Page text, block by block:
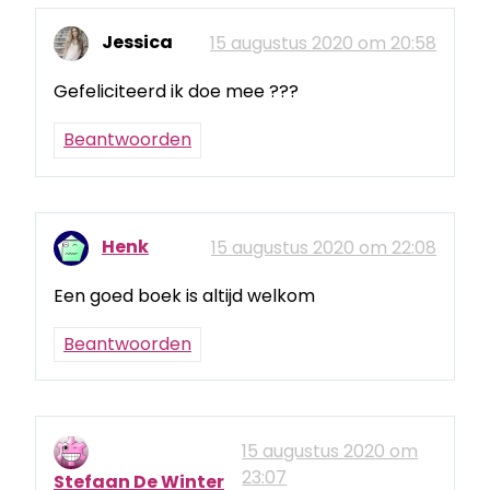
Jessica
15 augustus 2020 om 20:58
Gefeliciteerd ik doe mee ???
Beantwoorden
Henk
15 augustus 2020 om 22:08
Een goed boek is altijd welkom
Beantwoorden
Stefaan De Winter
15 augustus 2020 om
23:07